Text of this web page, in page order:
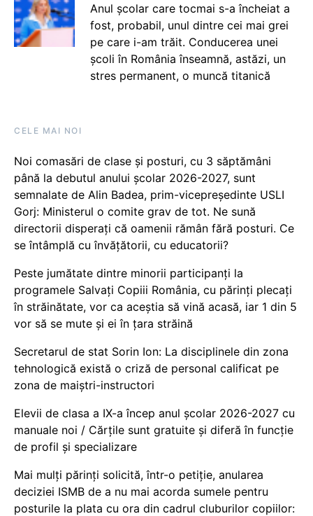
Anul școlar care tocmai s-a încheiat a
fost, probabil, unul dintre cei mai grei
pe care i-am trăit. Conducerea unei
școli în România înseamnă, astăzi, un
stres permanent, o muncă titanică
CELE MAI NOI
Noi comasări de clase și posturi, cu 3 săptămâni
până la debutul anului școlar 2026-2027, sunt
semnalate de Alin Badea, prim-vicepreședinte USLI
Gorj: Ministerul o comite grav de tot. Ne sună
directorii disperați că oamenii rămân fără posturi. Ce
se întâmplă cu învățătorii, cu educatorii?
Peste jumătate dintre minorii participanți la
programele Salvați Copiii România, cu părinți plecați
în străinătate, vor ca aceștia să vină acasă, iar 1 din 5
vor să se mute și ei în țara străină
Secretarul de stat Sorin Ion: La disciplinele din zona
tehnologică există o criză de personal calificat pe
zona de maiștri-instructori
Elevii de clasa a IX-a încep anul școlar 2026-2027 cu
manuale noi / Cărțile sunt gratuite și diferă în funcție
de profil și specializare
Mai mulți părinți solicită, într-o petiție, anularea
deciziei ISMB de a nu mai acorda sumele pentru
posturile la plata cu ora din cadrul cluburilor copiilor: